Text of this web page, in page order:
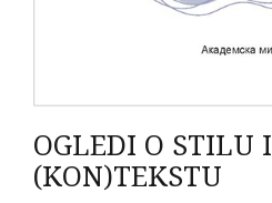
OGLEDI O STILU I
(KON)TEKSTU